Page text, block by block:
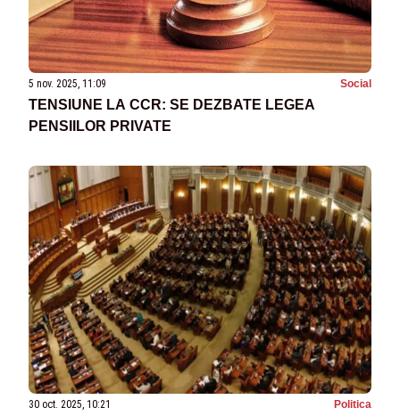
5 nov. 2025, 11:09 Social
TENSIUNE LA CCR: SE DEZBATE LEGEA
PENSIILOR PRIVATE
30 oct. 2025, 10:21 Politica